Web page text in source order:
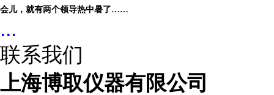
会儿，就有两个领导热中暑了……
...
联系我们
上海博取仪器有限公司